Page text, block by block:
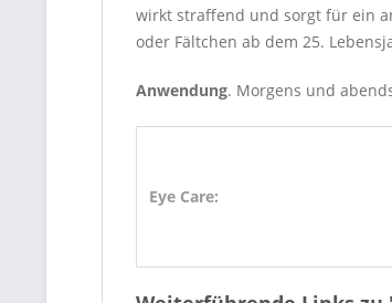
wirkt straffend und sorgt für ein
oder Fältchen ab dem 25.
Anwendung. Morgens und
Eye Care: